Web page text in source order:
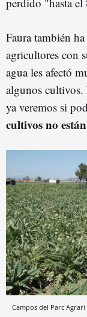
Faura también
agricultores con
agua les afectó
algunos cultivos.
ya veremos si
cultivos no
Campos del Parc